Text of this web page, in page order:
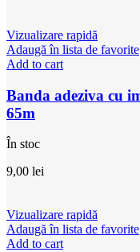
Vizualizare rapidă
Adaugă în lista de favorite
Add to cart
Banda adeziva cu
65m
În stoc
9,00 lei
Vizualizare rapidă
Adaugă în lista de favorite
Add to cart